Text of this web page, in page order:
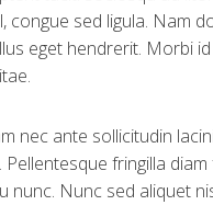
sed ligula. Nam
eget hendrerit. Morbi id
nec ante sollicitudin
fringilla
Nunc sed aliquet